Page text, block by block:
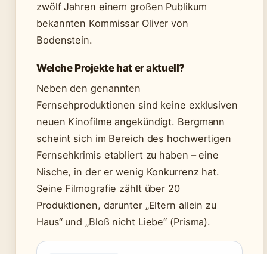
zwölf Jahren einem großen Publikum
bekannten Kommissar Oliver von
Bodenstein.
Welche Projekte hat er aktuell?
Neben den genannten
Fernsehproduktionen sind keine exklusiven
neuen Kinofilme angekündigt. Bergmann
scheint sich im Bereich des hochwertigen
Fernsehkrimis etabliert zu haben – eine
Nische, in der er wenig Konkurrenz hat.
Seine Filmografie zählt über 20
Produktionen, darunter „Eltern allein zu
Haus“ und „Bloß nicht Liebe“ (Prisma).